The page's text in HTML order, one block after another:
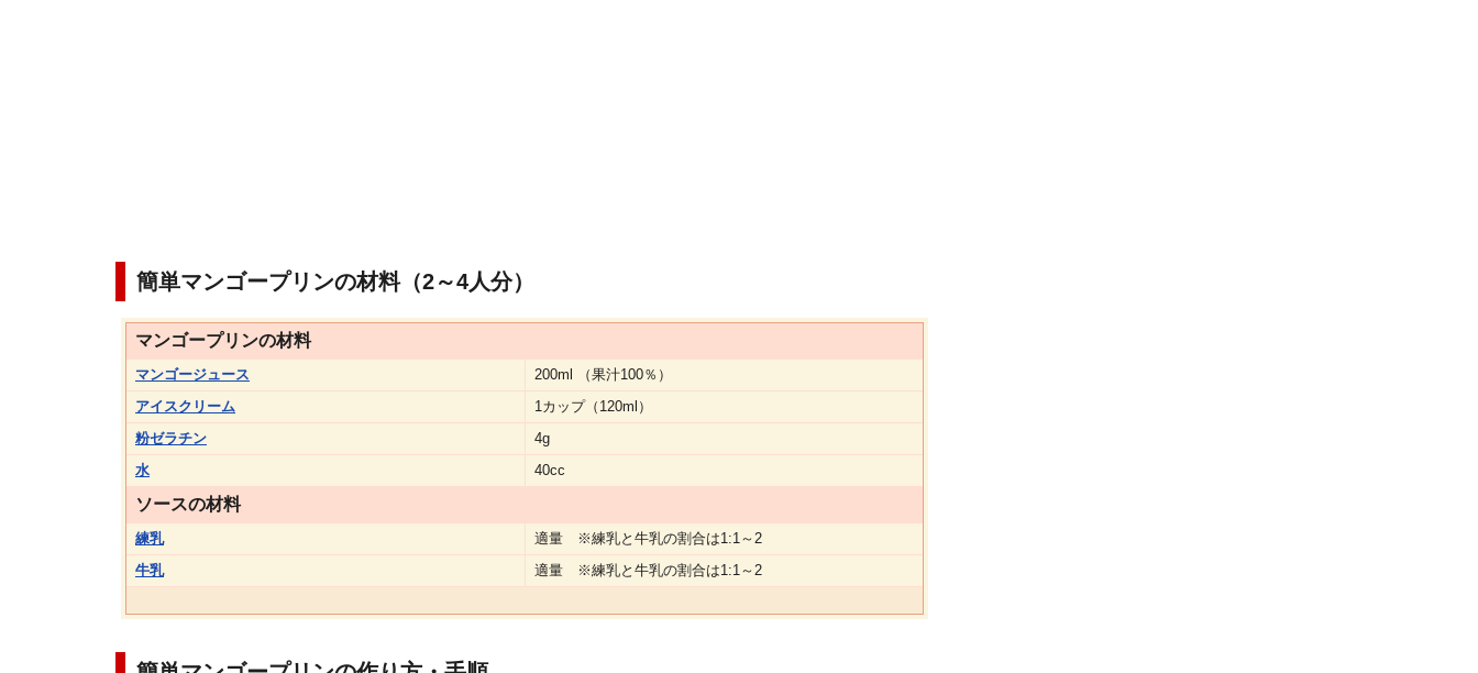
簡単マンゴープリンの材料（2～4人分）
マンゴープリンの材料
マンゴージュース
200ml （果汁100％）
アイスクリーム
1カップ（120ml）
粉ゼラチン
4g
水
40cc
ソースの材料
練乳
適量 ※練乳と牛乳の割合は1:1～2
牛乳
適量 ※練乳と牛乳の割合は1:1～2